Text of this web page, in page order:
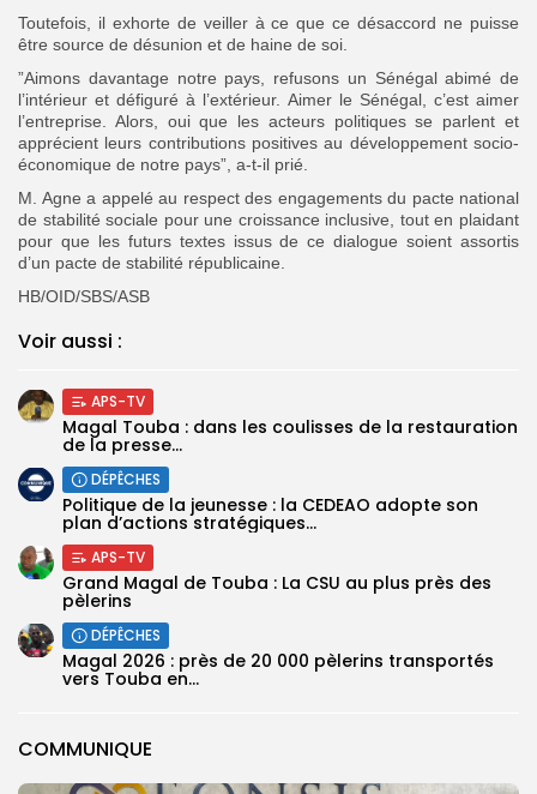
COMMUNIQUE
Toutefois, il exhorte de veiller à ce que ce désaccord ne puisse
être source de désunion et de haine de soi.
”Aimons davantage notre pays, refusons un Sénégal abimé de
l’intérieur et défiguré à l’extérieur. Aimer le Sénégal, c’est aimer
l’entreprise. Alors, oui que les acteurs politiques se parlent et
apprécient leurs contributions positives au développement socio-
économique de notre pays”, a-t-il prié.
M. Agne a appelé au respect des engagements du pacte national
de stabilité sociale pour une croissance inclusive, tout en plaidant
pour que les futurs textes issus de ce dialogue soient assortis
d’un pacte de stabilité républicaine.
HB/OID/SBS/ASB
Voir aussi :
APS-TV
Magal Touba : dans les coulisses de la restauration
de la presse...
DÉPÊCHES
Politique de la jeunesse : la CEDEAO adopte son
plan d’actions stratégiques...
APS-TV
Grand Magal de Touba : La CSU au plus près des
pèlerins
DÉPÊCHES
Magal 2026 : près de 20 000 pèlerins transportés
vers Touba en...